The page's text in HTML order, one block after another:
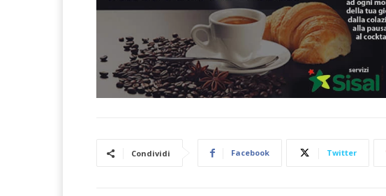
Condividi Facebook Twitter